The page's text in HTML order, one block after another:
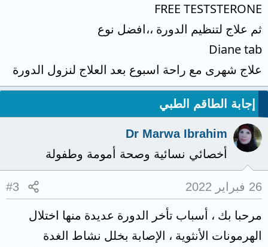
FREE TESTSTERONE
ثم علاج لتنظيم الدورة ،،افضل نوع
Diane tab
علاج شهرى مع راحة اسبوع بعد العلاج لنزول الدورة
إجابة الطاقم الطبي
Dr Marwa Ibrahim
أخصائي نسائية وصحة أمومة وطفولة
26 فبراير 2022 #3
مرحبا بك ، أسباب تأخر الدورة عديدة منها اختلال
الهرمونات الأنثوية ، الإصابة بخلل نشاط الغدة